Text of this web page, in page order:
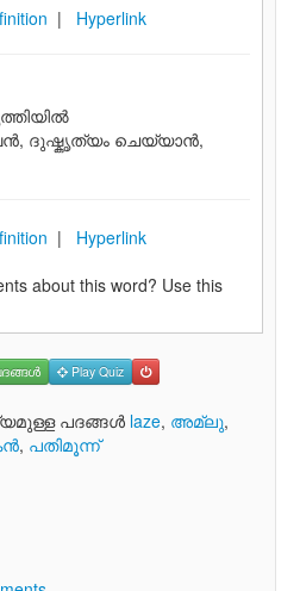
| Hyperlink
ദുഷ്കൃത്യം ചെയ്യാന്‍,
| Hyperlink
about this word? Use this
Play Quiz
പദങ്ങള്‍ laze, അമ്ലു,
, പതിമൂന്ന്